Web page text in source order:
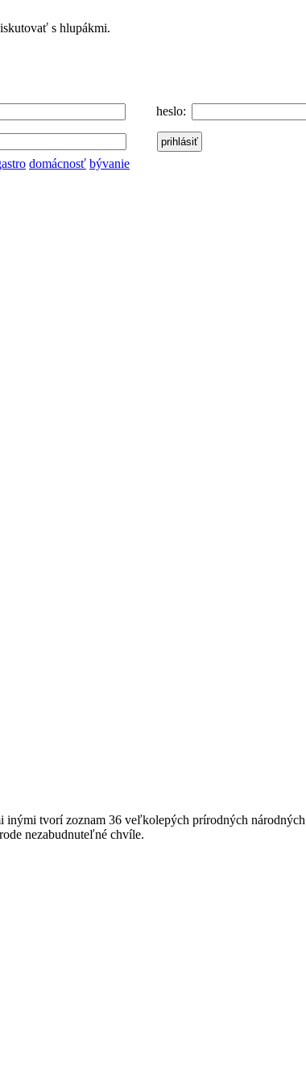
s hlupákmi.
heslo:
domácnosť bývanie
inými tvorí zoznam 36 veľkolepých prírodných
nezabudnuteľné chvíle.